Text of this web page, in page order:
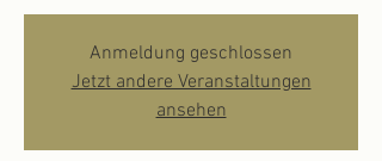
Anmeldung geschlossen
Jetzt andere Veranstaltungen
ansehen